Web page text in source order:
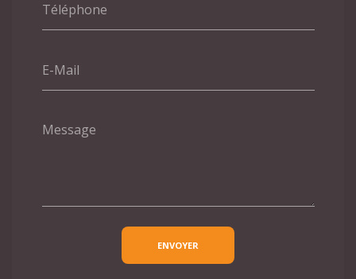
Téléphone
E-Mail
Message
ENVOYER